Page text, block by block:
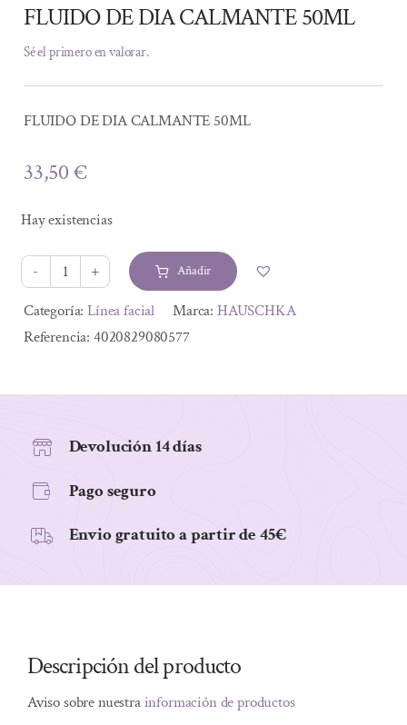
FLUIDO DE DIA CALMANTE 50ML
Sé el primero en valorar.
FLUIDO DE DIA CALMANTE 50ML
33,50€
Hay existencias
FLUIDO
DE
DIA
Añadir
Alternative:
Categoría:Línea facial Marca: HAUSCHKA
Referencia: 4020829080577
Devolución 14 días
Pago seguro
Envio gratuito a partir de 45€
Descripción del producto
Aviso sobre nuestrainformación de productos